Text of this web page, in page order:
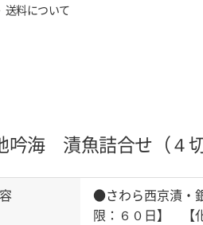
送料について
吟海 漬魚詰合せ（４
●さわら西京漬・
限：６０日】 【